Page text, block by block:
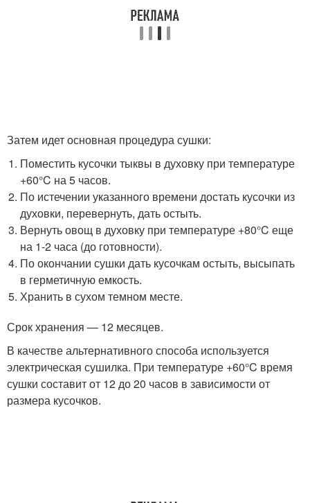
Затем идет основная процедура сушки:
Поместить кусочки тыквы в духовку при температуре
+60°C на 5 часов.
По истечении указанного времени достать кусочки из
духовки, перевернуть, дать остыть.
Вернуть овощ в духовку при температуре +80°C еще
на 1-2 часа (до готовности).
По окончании сушки дать кусочкам остыть, высыпать
в герметичную емкость.
Хранить в сухом темном месте.
Срок хранения — 12 месяцев.
В качестве альтернативного способа используется
электрическая сушилка. При температуре +60°C время
сушки составит от 12 до 20 часов в зависимости от
размера кусочков.